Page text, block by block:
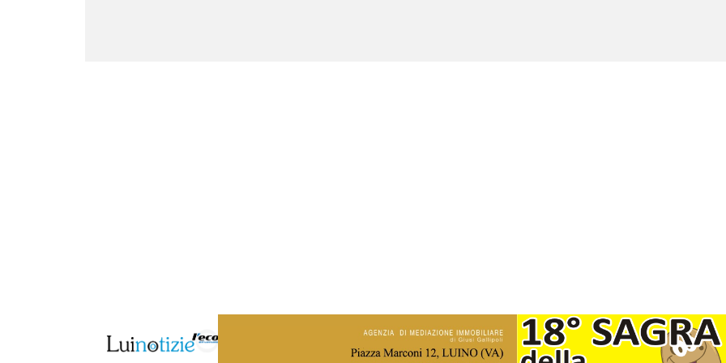
Copyright © 2017 - 2021 LuinoNotizie